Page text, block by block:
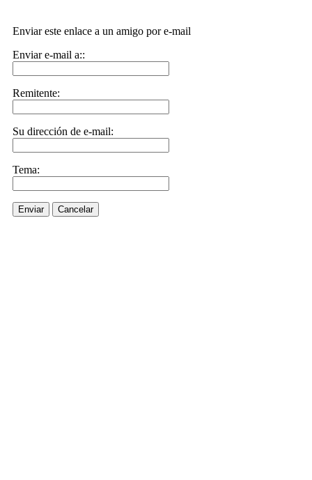
Enviar este enlace a un amigo por e-mail
Enviar e-mail a::
Remitente:
Su dirección de e-mail:
Tema:
Enviar Cancelar